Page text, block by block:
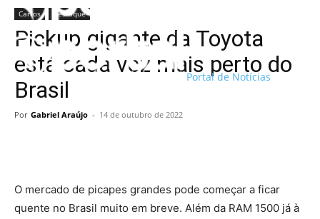
Portal de Notícias
Carros Destaque
Pickup gigante da Toyota
está cada vez mais perto do
Brasil
Por Gabriel Araújo - 14 de outubro de 2022
O mercado de picapes grandes pode começar a ficar
quente no Brasil muito em breve. Além da RAM 1500 já à